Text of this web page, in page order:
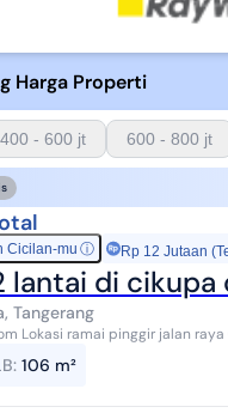
Harga Properti
400 - 600 jt 600 - 800 jt
Cicilan-mu ⓘ Rp 12 Jutaan
lantai di
Tangerang
Depan cluster blossom Lokasi ramai pinggir
: 106 m²